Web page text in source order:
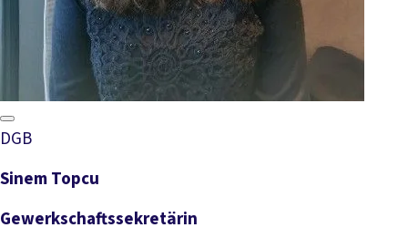
DGB
Sinem Topcu
Gewerkschaftssekretärin